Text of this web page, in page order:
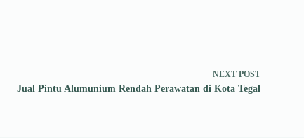
NEXT POST
Jual Pintu Alumunium Rendah Perawatan di Kota Tegal